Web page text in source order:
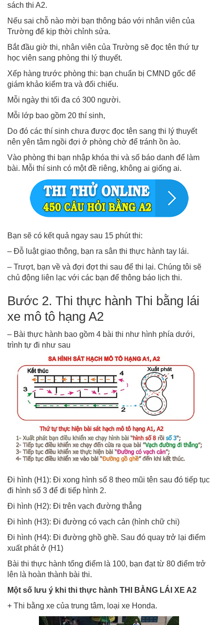
sách thi A2.
Nếu sai chỗ nào mời bạn thông báo với nhân viên của
Trường để kịp thời chỉnh sửa.
Bắt đầu giờ thi, nhân viên của Trường sẽ đọc tên thứ tự
học viên sang phòng thi lý thuyết.
Xếp hàng trước phòng thi: bạn chuẩn bị CMND gốc để
giám khảo kiểm tra và đối chiếu.
Mỗi ngày thi tối đa có 300 người.
Mỗi lớp bao gồm 20 thí sinh,
Do đó các thí sinh chưa được đọc tên sang thi lý thuyết
nên yên tâm ngồi đợi ở phòng chờ để tránh ồn ào.
Vào phòng thi bạn nhập khóa thi và số báo danh để làm
bài. Mỗi thí sinh có một đề riêng, không ai giống ai.
Bạn sẽ có kết quả ngay sau 15 phút thi:
– Đỗ luật giao thông, bạn ra sân thi thực hành tay lái.
– Trượt, bạn về và đợi đợt thi sau để thi lại. Chúng tôi sẽ
chủ động liên lạc với các bạn để thông báo lịch thi.
Bước 2. Thi thực hành Thi bằng lái
xe mô tô hạng A2
– Bài thực hành bao gồm 4 bài thi như hình phía dưới,
trình tự đi như sau
Đi hình (H1): Đi xong hình số 8 theo mũi tên sau đó tiếp tục
đi hình số 3 để đi tiếp hình 2.
Đi hình (H2): Đi trên vạch đường thẳng
Đi hình (H3): Đi đường có vạch cản (hình chữ chi)
Đi hình (H4): Đi đường ghồ ghề. Sau đó quay trở lại điểm
xuất phát ở (H1)
Bài thi thực hành tổng điểm là 100, bạn đạt từ 80 điểm trở
lên là hoàn thành bài thi.
Một số lưu ý khi thi thực hành THI BẰNG LÁI XE A2
+ Thi bằng xe của trung tâm, loại xe Honda.